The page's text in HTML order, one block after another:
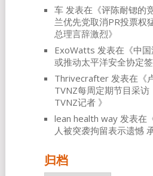
车发表在《评陈耐锶的
兰优先党取消PR投票权
总理言辞激烈》
ExoWatts 发表在《中
或推动太平洋安全协定
Thrivecrafter发表在《
TVNZ每周定期节目采访
TVNZ记者 》
lean health way发表在
人被突袭拘留表示遗憾
归档